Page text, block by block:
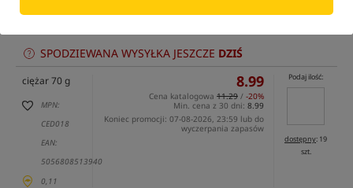
SPODZIEWANA WYSYŁKA JESZCZE DZIŚ
ciężar 70 g
MPN:
CED018
EAN:
5056808513940
0,11
8.99
Cena katalogowa 11.29 / -20%
Min. cena z 30 dni: 8.99
Koniec promocji: 07-08-2026, 23:59 lub do
wyczerpania zapasów
Podaj ilość:
dostępny: 19
szt.